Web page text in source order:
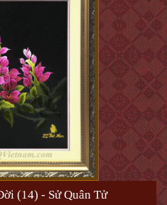
(14) - Sử Quân Tử